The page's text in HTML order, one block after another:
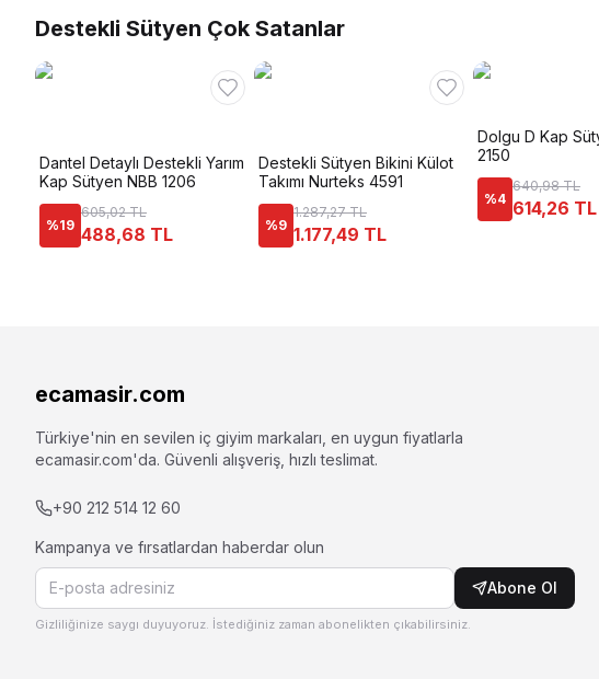
Destekli Sütyen Çok Satanlar
Dantel Detaylı Destekli Yarım
Kap Sütyen NBB 1206
%19
605,02 TL
488,68 TL
Destekli Sütyen Bikini Külot
Takımı Nurteks 4591
%9
1.287,27 TL
1.177,49 TL
Dolgu D Kap
2150
%4
640,98 TL
614,26 TL
ecamasir.com
Türkiye'nin en sevilen iç giyim markaları, en uygun fiyatlarla
ecamasir.com'da. Güvenli alışveriş, hızlı teslimat.
+90 212 514 12 60
Kampanya ve fırsatlardan haberdar olun
Abone Ol
Gizliliğinize saygı duyuyoruz. İstediğiniz zaman abonelikten çıkabilirsiniz.